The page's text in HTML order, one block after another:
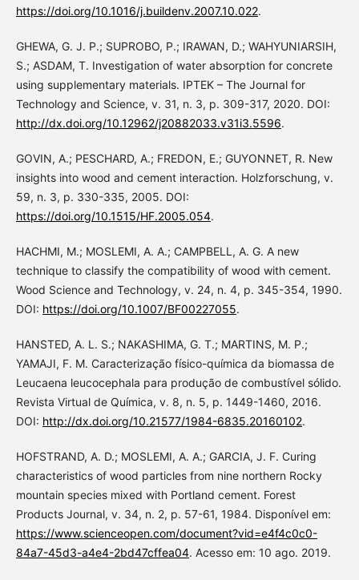
https://doi.org/10.1016/j.buildenv.2007.10.022.
GHEWA, G. J. P.; SUPROBO, P.; IRAWAN, D.; WAHYUNIARSIH,
S.; ASDAM, T. Investigation of water absorption for concrete
using supplementary materials. IPTEK – The Journal for
Technology and Science, v. 31, n. 3, p. 309-317, 2020. DOI:
http://dx.doi.org/10.12962/j20882033.v31i3.5596.
GOVIN, A.; PESCHARD, A.; FREDON, E.; GUYONNET, R. New
insights into wood and cement interaction. Holzforschung, v.
59, n. 3, p. 330-335, 2005. DOI:
https://doi.org/10.1515/HF.2005.054.
HACHMI, M.; MOSLEMI, A. A.; CAMPBELL, A. G. A new
technique to classify the compatibility of wood with cement.
Wood Science and Technology, v. 24, n. 4, p. 345-354, 1990.
DOI: https://doi.org/10.1007/BF00227055.
HANSTED, A. L. S.; NAKASHIMA, G. T.; MARTINS, M. P.;
YAMAJI, F. M. Caracterização físico-química da biomassa de
Leucaena leucocephala para produção de combustível sólido.
Revista Virtual de Química, v. 8, n. 5, p. 1449-1460, 2016.
DOI: http://dx.doi.org/10.21577/1984-6835.20160102.
HOFSTRAND, A. D.; MOSLEMI, A. A.; GARCIA, J. F. Curing
characteristics of wood particles from nine northern Rocky
mountain species mixed with Portland cement. Forest
Products Journal, v. 34, n. 2, p. 57-61, 1984. Disponível em:
https://www.scienceopen.com/document?vid=e4f4c0c0-
84a7-45d3-a4e4-2bd47cffea04. Acesso em: 10 ago. 2019.